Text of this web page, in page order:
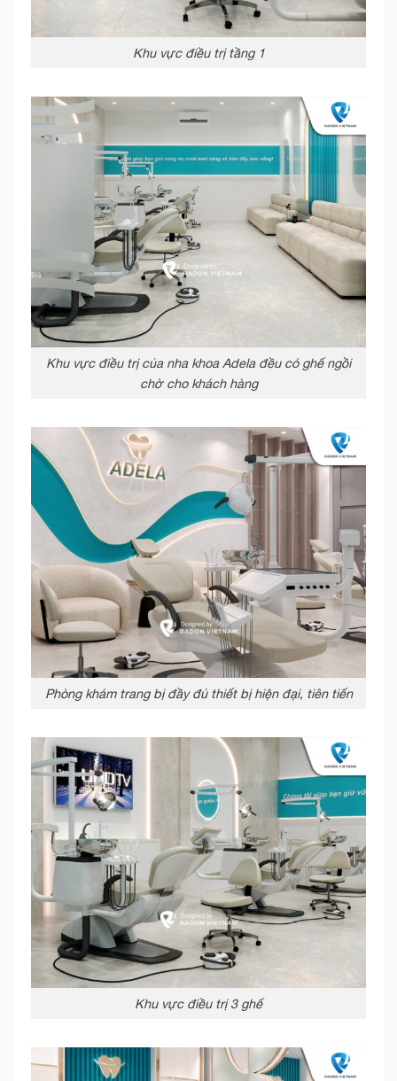
Khu vực điều trị tầng 1
Khu vực điều trị của nha khoa Adela đều có ghế ngồi
chờ cho khách hàng
Phòng khám trang bị đầy đủ thiết bị hiện đại, tiên tiến
Khu vực điều trị 3 ghế